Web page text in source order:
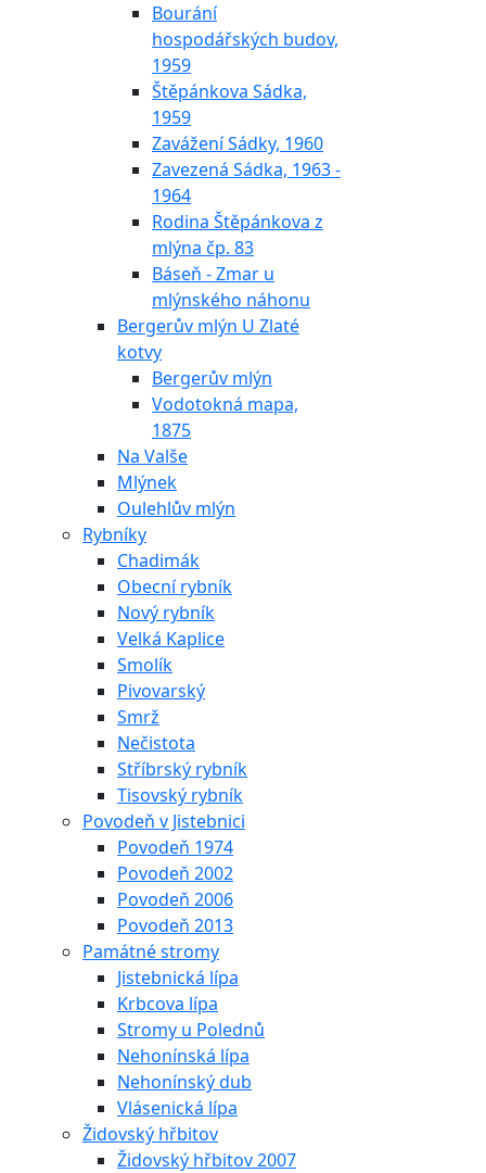
Bourání
hospodářských budov,
1959
Štěpánkova Sádka,
1959
Zavážení Sádky, 1960
Zavezená Sádka, 1963 -
1964
Rodina Štěpánkova z
mlýna čp. 83
Báseň - Zmar u
mlýnského náhonu
Bergerův mlýn U Zlaté
kotvy
Bergerův mlýn
Vodotokná mapa,
1875
Na Valše
Mlýnek
Oulehlův mlýn
Rybníky
Chadimák
Obecní rybník
Nový rybník
Velká Kaplice
Smolík
Pivovarský
Smrž
Nečistota
Stříbrský rybník
Tisovský rybník
Povodeň v Jistebnici
Povodeň 1974
Povodeň 2002
Povodeň 2006
Povodeň 2013
Památné stromy
Jistebnická lípa
Krbcova lípa
Stromy u Polednů
Nehonínská lípa
Nehonínský dub
Vlásenická lípa
Židovský hřbitov
Židovský hřbitov 2007